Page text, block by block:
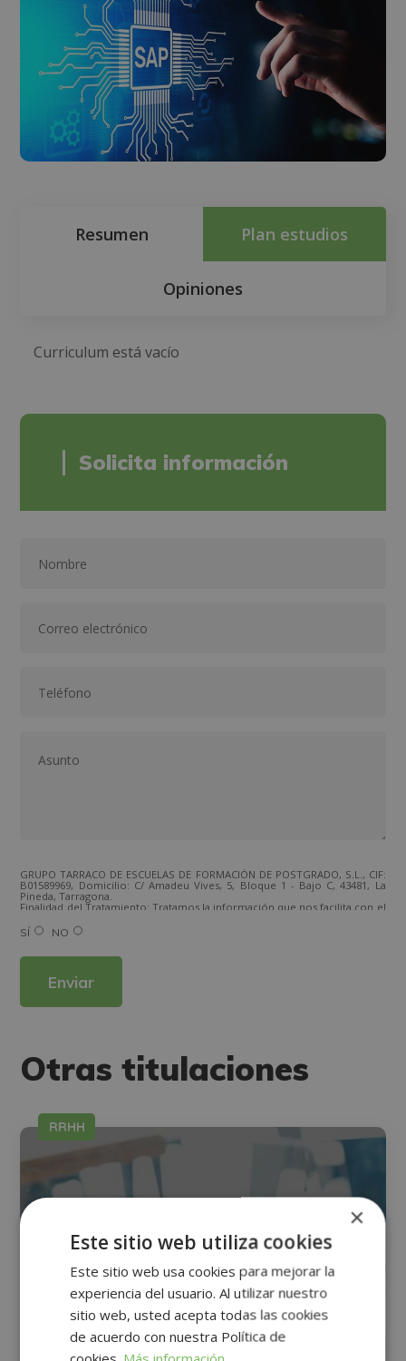
Resumen Plan estudios
Opiniones
Curriculum está vacío
Solicita información
GRUPO TARRACO DE ESCUELAS DE FORMACIÓN DE POSTGRADO, S.L., CIF:
B01589969, Domicilio: C/ Amadeu Vives, 5, Bloque 1 - Bajo C, 43481, La
Pineda, Tarragona.
Finalidad del Tratamiento: Tratamos la información que nos facilita con el
los productos ofrecidos y otros tipo de productos que fueran de su
interés.
Derechos: Puede ejercitar sus derechos identificándose suficientemente,
Para más información consulte nuestra Política de Privacidad.
SÍ NO
Otras titulaciones
RRHH
×
Este sitio web utiliza cookies
Este sitio web usa cookies para mejorar la
experiencia del usuario. Al utilizar nuestro
sitio web, usted acepta todas las cookies
de acuerdo con nuestra Política de